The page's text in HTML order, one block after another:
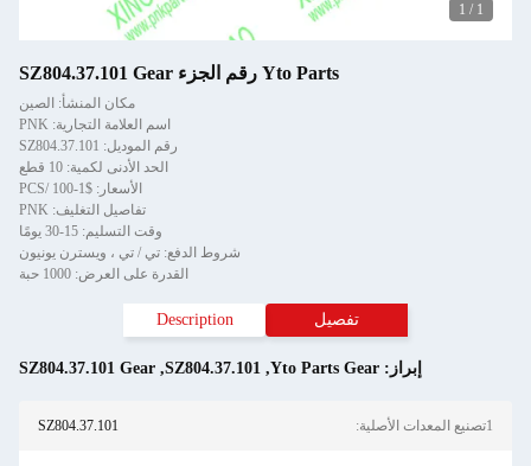
1
/
1
Yto Parts رقم الجزء SZ804.37.101 Gear
مكان المنشأ: الصين
اسم العلامة التجارية: PNK
رقم الموديل: SZ804.37.101
الحد الأدنى لكمية: 10 قطع
الأسعار: $1-100 /PCS
تفاصيل التغليف: PNK
وقت التسليم: 15-30 يومًا
شروط الدفع: تي / تي ، ويسترن يونيون
القدرة على العرض: 1000 حبة
تفصيل Description
إبراز: Yto Parts Gear
,
SZ804.37.101
,
SZ804.37.101 Gear
1تصنيع المعدات الأصلية: SZ804.37.101